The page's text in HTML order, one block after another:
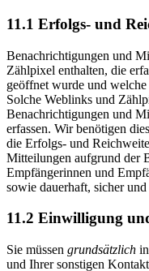
11.1 Erfolgs- und
Benachrichtigungen und
Zählpixel enthalten, die
geöffnet wurde und
Solche Weblinks und
Benachrichtigungen und
erfassen. Wir benötigen
die Erfolgs- und
Mitteilungen aufgrund der
Empfängerinnen und
sowie dauerhaft, sicher
11.2 Einwilligung
Sie müssen grundsätzlich
und Ihrer sonstigen